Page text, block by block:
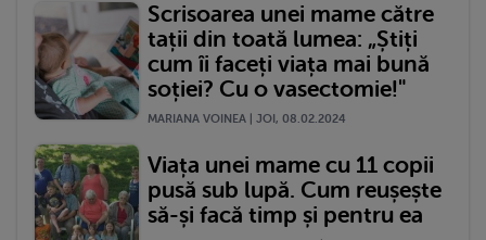
Scrisoarea unei mame către
tații din toată lumea: „Știți
cum îi faceți viața mai bună
soției? Cu o vasectomie!"
MARIANA VOINEA | JOI, 08.02.2024
Viața unei mame cu 11 copii
pusă sub lupă. Cum reușește
să-și facă timp și pentru ea